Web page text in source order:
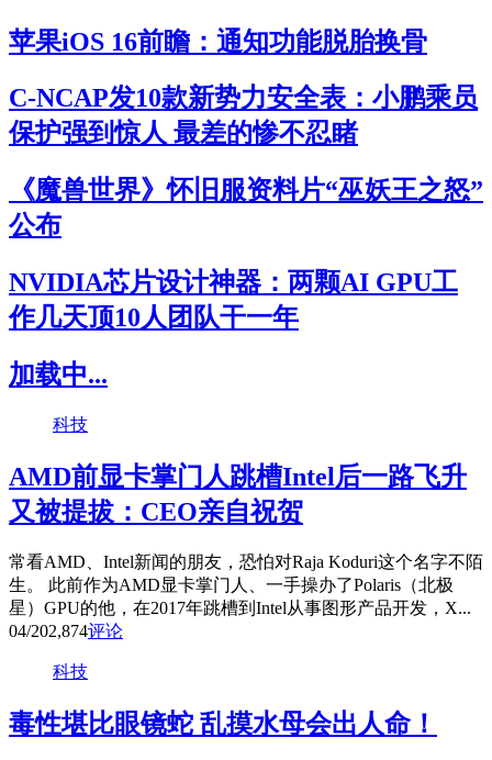
苹果iOS 16前瞻：通知功能脱胎换骨
C-NCAP发10款新势力安全表：小鹏乘员
保护强到惊人 最差的惨不忍睹
《魔兽世界》怀旧服资料片“巫妖王之怒”
公布
NVIDIA芯片设计神器：两颗AI GPU工
作几天顶10人团队干一年
加载中...
科技
AMD前显卡掌门人跳槽Intel后一路飞升
又被提拔：CEO亲自祝贺
常看AMD、Intel新闻的朋友，恐怕对Raja Koduri这个名字不陌
生。 此前作为AMD显卡掌门人、一手操办了Polaris（北极
星）GPU的他，在2017年跳槽到Intel从事图形产品开发，X...
04/202,874评论
科技
毒性堪比眼镜蛇 乱摸水母会出人命！